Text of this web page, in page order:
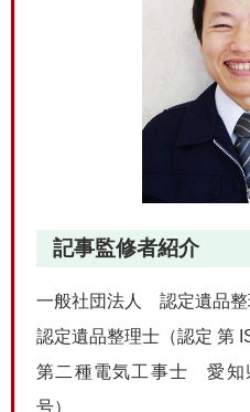
記事監修者紹介
一般社団法人 認定遺品整
認定遺品整理士（認定 第
第二種電気工事士 愛
号）